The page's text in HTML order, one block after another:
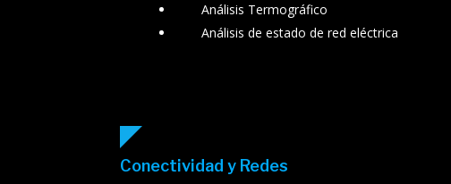
Análisis Termográfico
Análisis de estado de red eléctrica
Conectividad y Redes